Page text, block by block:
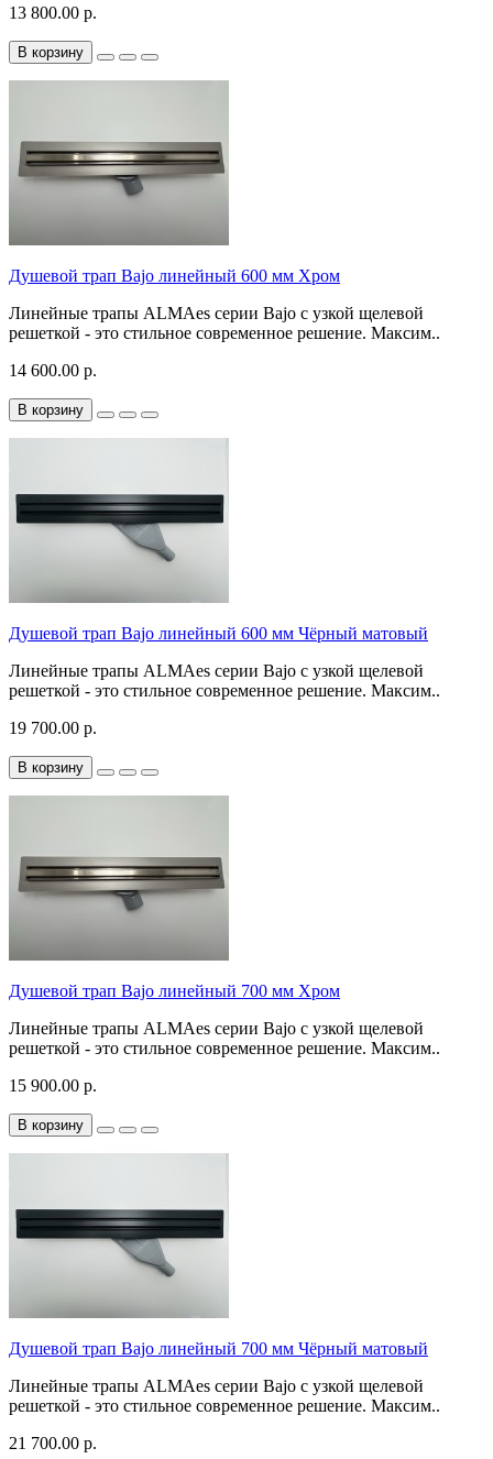
13 800.00 р.
В корзину
Душевой трап Bajo линейный 600 мм Хром
Линейные трапы ALMAes серии Bajo с узкой щелевой
решеткой - это стильное современное решение. Mаксим..
14 600.00 р.
В корзину
Душевой трап Bajo линейный 600 мм Чёрный матовый
Линейные трапы ALMAes серии Bajo с узкой щелевой
решеткой - это стильное современное решение. Mаксим..
19 700.00 р.
В корзину
Душевой трап Bajo линейный 700 мм Хром
Линейные трапы ALMAes серии Bajo с узкой щелевой
решеткой - это стильное современное решение. Mаксим..
15 900.00 р.
В корзину
Душевой трап Bajo линейный 700 мм Чёрный матовый
Линейные трапы ALMAes серии Bajo с узкой щелевой
решеткой - это стильное современное решение. Mаксим..
21 700.00 р.